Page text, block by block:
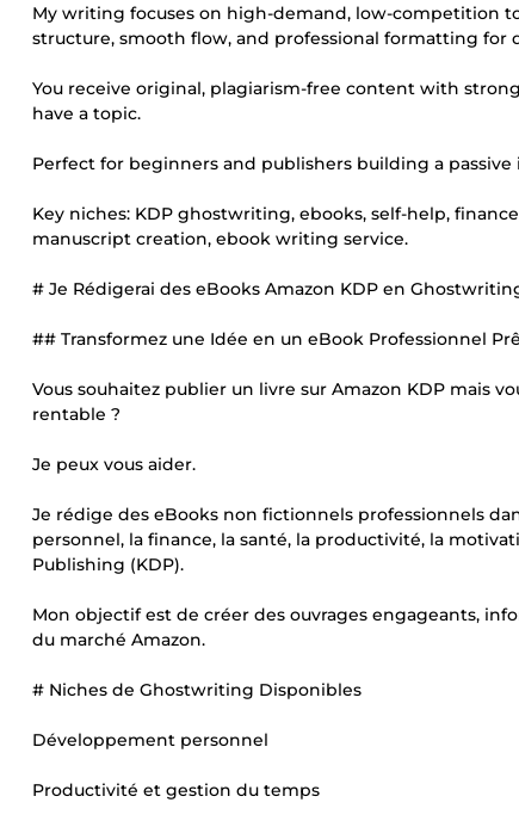
My writing focuses on high-demand, low-competition
structure, smooth flow, and professional formatting
You receive original, plagiarism-free content with
have a topic.
Perfect for beginners and publishers building a
Key niches: KDP ghostwriting, ebooks, self-help,
manuscript creation, ebook writing service.
# Je Rédigerai des eBooks Amazon KDP en
## Transformez une Idée en un eBook Professionnel
Vous souhaitez publier un livre sur Amazon KDP mais
rentable ?
Je peux vous aider.
Je rédige des eBooks non fictionnels professionnels
personnel, la finance, la santé, la productivité, la
Publishing (KDP).
Mon objectif est de créer des ouvrages engageants,
du marché Amazon.
# Niches de Ghostwriting Disponibles
Développement personnel
Productivité et gestion du temps